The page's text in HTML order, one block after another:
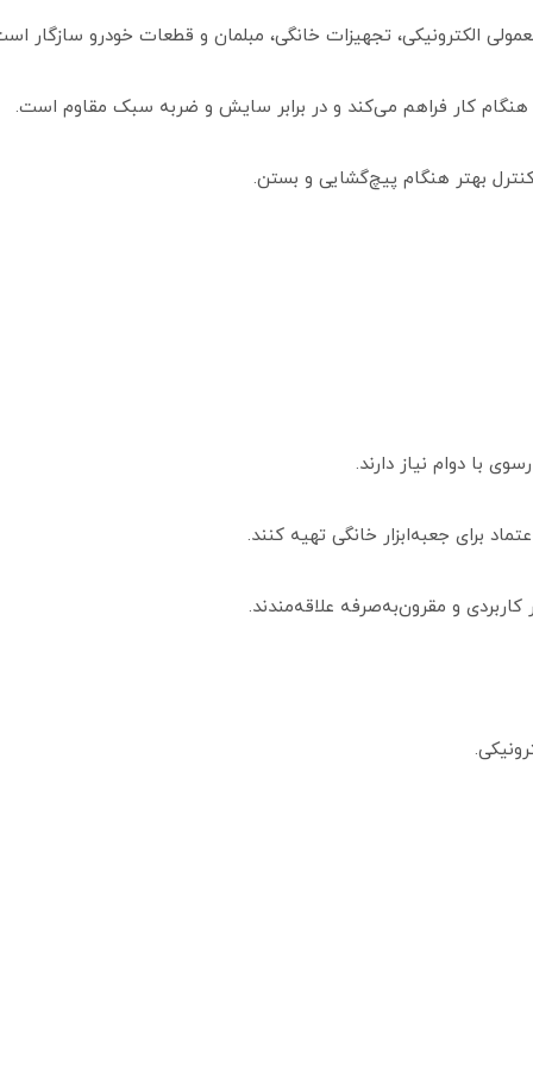
الکترونیکی، تجهیزات خانگی، مبلمان و قطعات خودرو سازگار
کار فراهم می‌کند و در برابر سایش و ضربه سبک مقاوم است.
بهتر هنگام پیچ‌گشایی و بستن.
با دوام نیاز دارند.
برای جعبه‌ابزار خانگی تهیه کنند.
و مقرون‌به‌صرفه علاقه‌مندند.